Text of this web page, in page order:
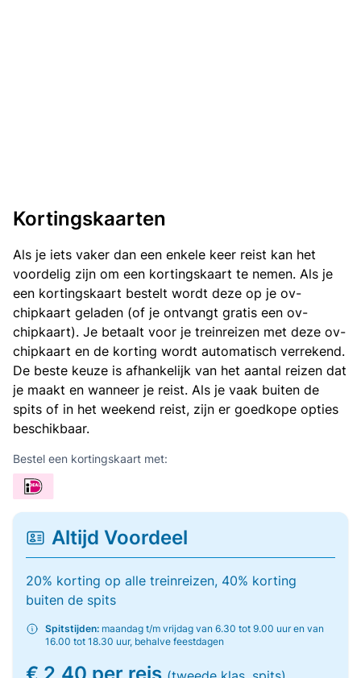
Kortingskaarten
Als je iets vaker dan een enkele keer reist kan het
voordelig zijn om een kortingskaart te nemen. Als je
een kortingskaart bestelt wordt deze op je ov-
chipkaart geladen (of je ontvangt gratis een ov-
chipkaart). Je betaalt voor je treinreizen met deze ov-
chipkaart en de korting wordt automatisch verrekend.
De beste keuze is afhankelijk van het aantal reizen dat
je maakt en wanneer je reist. Als je vaak buiten de
spits of in het weekend reist, zijn er goedkope opties
beschikbaar.
Bestel een kortingskaart met:
Altijd Voordeel
20% korting op alle treinreizen, 40% korting
buiten de spits
Spitstijden: maandag t/m vrijdag van 6.30 tot 9.00 uur en van
16.00 tot 18.30 uur, behalve feestdagen